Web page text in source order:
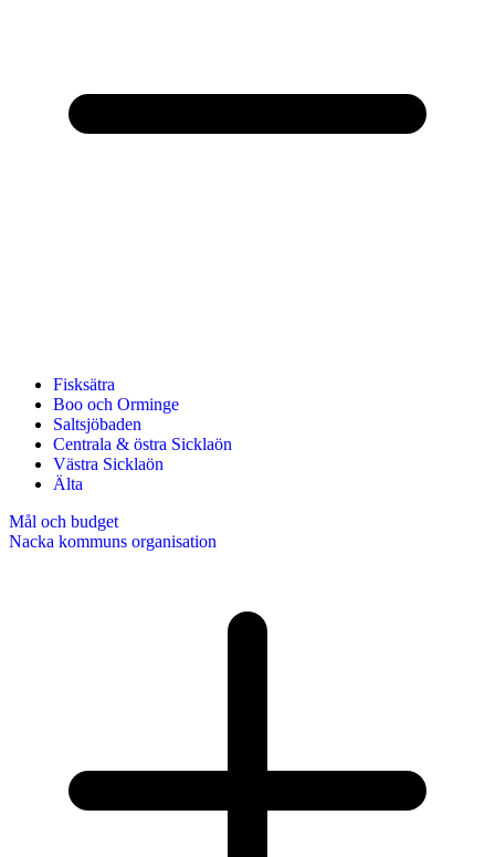
Fisksätra
Boo och Orminge
Saltsjöbaden
Centrala & östra Sicklaön
Västra Sicklaön
Älta
Mål och budget
Nacka kommuns organisation